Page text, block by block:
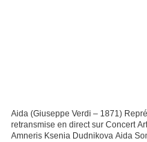
Aida (Giuseppe Verdi – 1871)
retransmise en direct sur Concert
Amneris Ksenia Dudnikova Aida